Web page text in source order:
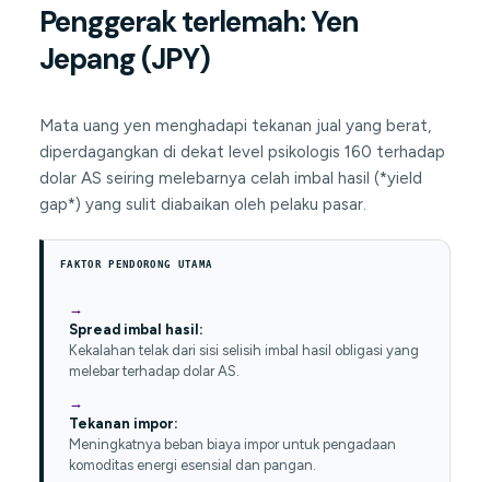
Penggerak terlemah: Yen
Jepang (JPY)
Mata uang yen menghadapi tekanan jual yang berat,
diperdagangkan di dekat level psikologis 160 terhadap
dolar AS seiring melebarnya celah imbal hasil (*yield
gap*) yang sulit diabaikan oleh pelaku pasar.
FAKTOR PENDORONG UTAMA
Spread imbal hasil:
Kekalahan telak dari sisi selisih imbal hasil obligasi yang
melebar terhadap dolar AS.
Tekanan impor:
Meningkatnya beban biaya impor untuk pengadaan
komoditas energi esensial dan pangan.